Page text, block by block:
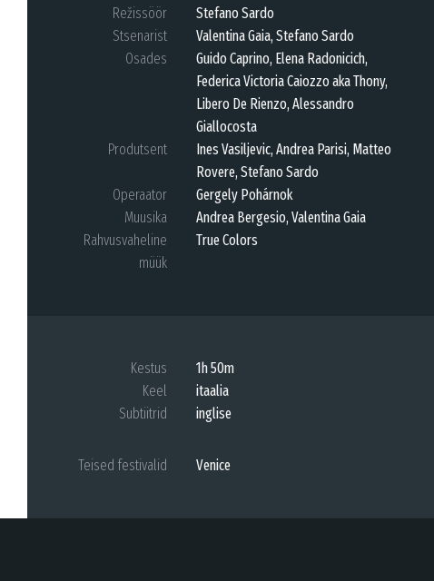
Režissöör
Stefano Sardo
Stsenarist
Valentina Gaia, Stefano Sardo
Osades
Guido Caprino, Elena Radonicich,
Federica Victoria Caiozzo aka Thony,
Libero De Rienzo, Alessandro
Giallocosta
Produtsent
Ines Vasiljevic, Andrea Parisi, Matteo
Rovere, Stefano Sardo
Operaator
Gergely Pohárnok
Muusika
Andrea Bergesio, Valentina Gaia
Rahvusvaheline
müük
True Colors
Kestus
1h 50m
Keel
itaalia
Subtiitrid
inglise
Teised festivalid Venice